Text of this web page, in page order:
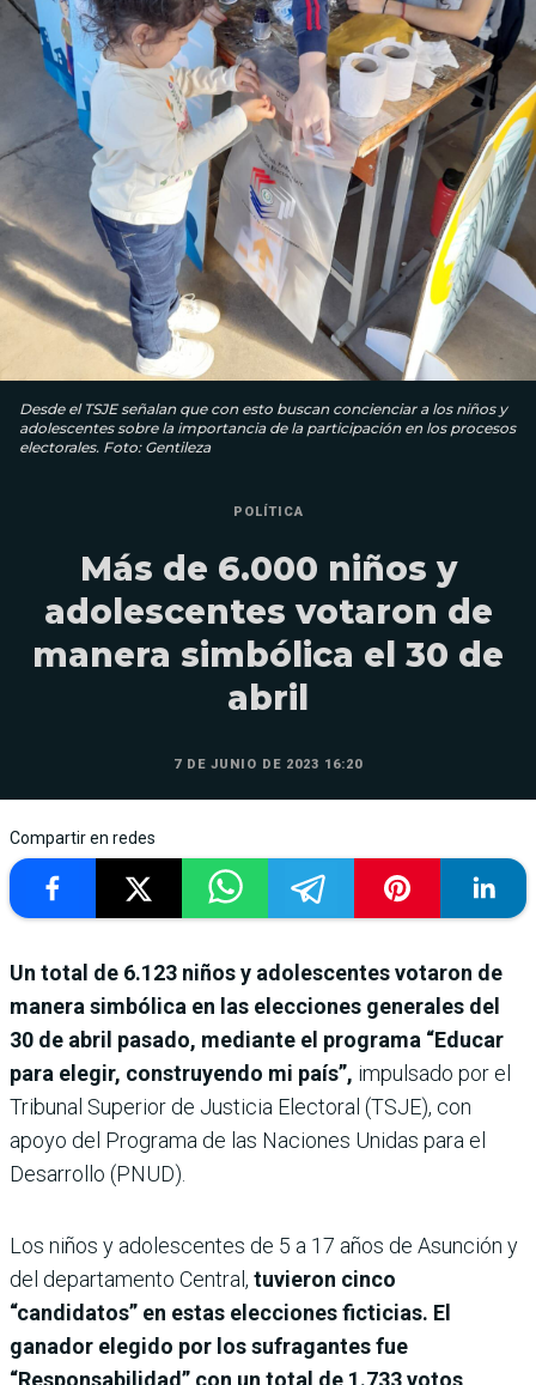
Desde el TSJE señalan que con esto buscan concienciar a los niños y
adolescentes sobre la importancia de la participación en los procesos
electorales. Foto: Gentileza
POLÍTICA
Más de 6.000 niños y
adolescentes votaron de
manera simbólica el 30 de
abril
7 DE JUNIO DE 2023 16:20
Compartir en redes
Un total de 6.123 niños y adolescentes votaron de
manera simbólica en las elecciones generales del
30 de abril pasado, mediante el programa “Educar
para elegir, construyendo mi país”, impulsado por el
Tribunal Superior de Justicia Electoral (TSJE), con
apoyo del Programa de las Naciones Unidas para el
Desarrollo (PNUD).
Los niños y adolescentes de 5 a 17 años de Asunción y
del departamento Central, tuvieron cinco
“candidatos” en estas elecciones ficticias. El
ganador elegido por los sufragantes fue
“Responsabilidad” con un total de 1.733 votos,